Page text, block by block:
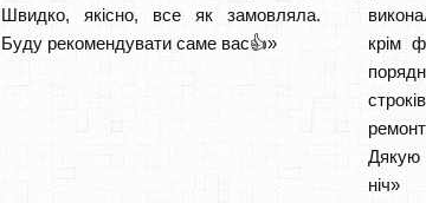
Швидко, якісно, все як замовляла.
Буду рекомендувати саме вас👍»
крім
Дякую
ніч»